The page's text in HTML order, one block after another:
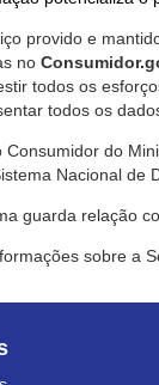
provido e
no
todos os
todos os
Consumidor do
Nacional de
guarda relação
sobre a